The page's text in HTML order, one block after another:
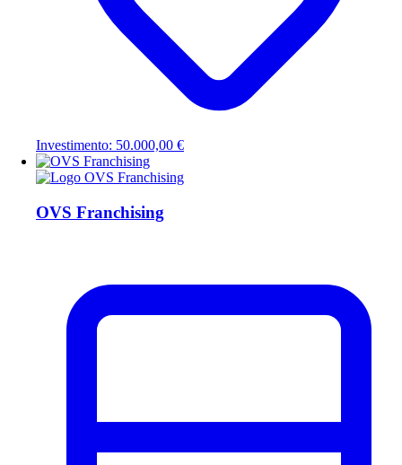
Investimento: 50.000,00 €
OVS Franchising